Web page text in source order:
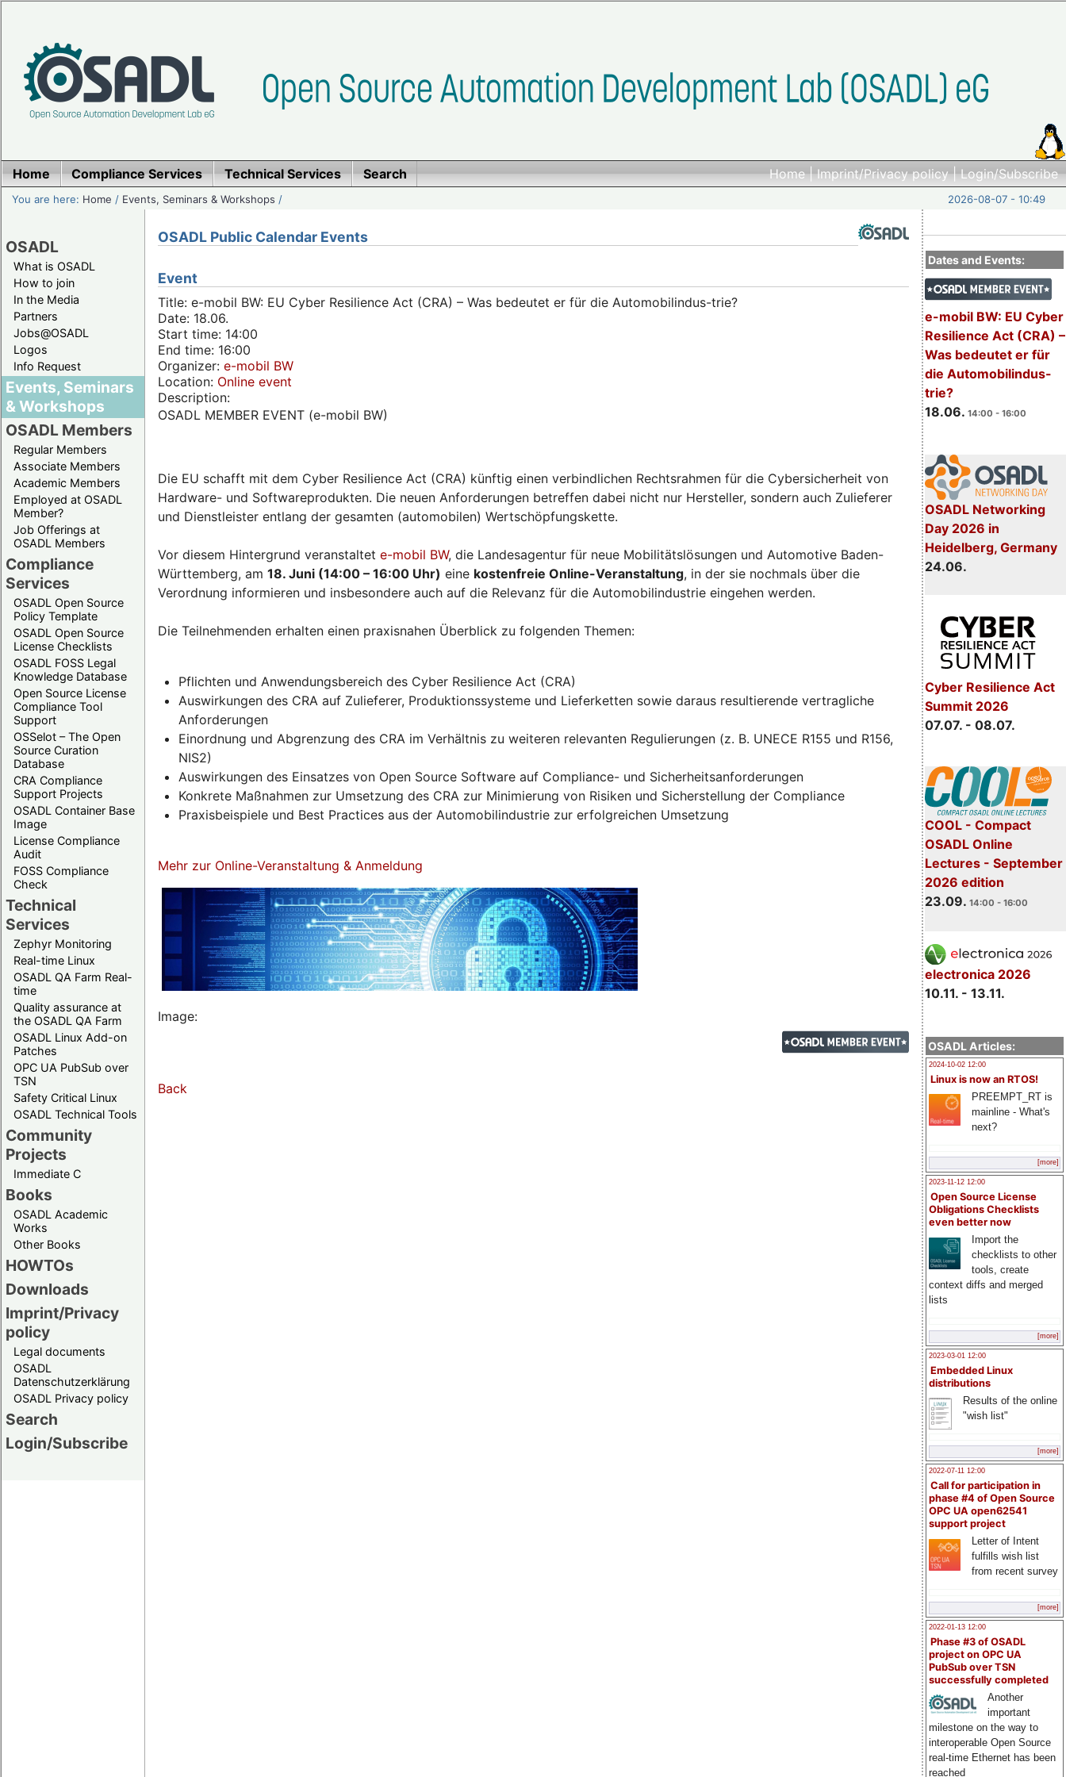
Home|Imprint/Privacy policy|Login/Subscribe
Home Compliance Services Technical Services Search
You are here: Home / Events, Seminars & Workshops / 2026-08-07 - 10:49
OSADL
What is OSADL
How to join
In the Media
Partners
Jobs@OSADL
Logos
Info Request
Events, Seminars
& Workshops
OSADL Members
Regular Members
Associate Members
Academic Members
Employed at OSADL
Member?
Job Offerings at
OSADL Members
Compliance
Services
OSADL Open Source
Policy Template
OSADL Open Source
License Checklists
OSADL FOSS Legal
Knowledge Database
Open Source License
Compliance Tool
Support
OSSelot – The Open
Source Curation
Database
CRA Compliance
Support Projects
OSADL Container Base
Image
License Compliance
Audit
FOSS Compliance
Check
Technical
Services
Zephyr Monitoring
Real-time Linux
OSADL QA Farm Real-
time
Quality assurance at
the OSADL QA Farm
OSADL Linux Add-on
Patches
OPC UA PubSub over
TSN
Safety Critical Linux
OSADL Technical Tools
Community
Projects
Immediate C
Books
OSADL Academic
Works
Other Books
HOWTOs
Downloads
Imprint/Privacy
policy
Legal documents
OSADL
Datenschutzerklärung
OSADL Privacy policy
Search
Login/Subscribe
Dates and Events:
e-mobil BW: EU Cyber
Resilience Act (CRA) –
Was bedeutet er für
die Automobilindus-
trie?
18.06. 14:00 - 16:00
OSADL Networking
Day 2026 in
Heidelberg, Germany
24.06.
Cyber Resilience Act
Summit 2026
07.07. - 08.07.
COOL - Compact
OSADL Online
Lectures - September
2026 edition
23.09. 14:00 - 16:00
electronica 2026
10.11. - 13.11.
OSADL Articles:
2024-10-02 12:00
Linux is now an RTOS!
PREEMPT_RT is
mainline - What's
next?
[more]
2023-11-12 12:00
Open Source License
Obligations Checklists
even better now
Import the
checklists to other
tools, create
context diffs and merged
lists
[more]
2023-03-01 12:00
Embedded Linux
distributions
Results of the online
"wish list"
[more]
2022-07-11 12:00
Call for participation in
phase #4 of Open Source
OPC UA open62541
support project
Letter of Intent
fulfills wish list
from recent survey
[more]
2022-01-13 12:00
Phase #3 of OSADL
project on OPC UA
PubSub over TSN
successfully completed
Another
important
milestone on the way to
interoperable Open Source
real-time Ethernet has been
reached
OSADL Public Calendar Events
Event
Title: e-mobil BW: EU Cyber Resilience Act (CRA) – Was bedeutet er für die Automobilindus-trie?
Date: 18.06.
Start time: 14:00
End time: 16:00
Organizer: e-mobil BW
Location: Online event
Description:
OSADL MEMBER EVENT (e-mobil BW)
Die EU schafft mit dem Cyber Resilience Act (CRA) künftig einen verbindlichen Rechtsrahmen für die Cybersicherheit von
Hardware- und Softwareprodukten. Die neuen Anforderungen betreffen dabei nicht nur Hersteller, sondern auch Zulieferer
und Dienstleister entlang der gesamten (automobilen) Wertschöpfungskette.
Vor diesem Hintergrund veranstaltet e-mobil BW, die Landesagentur für neue Mobilitätslösungen und Automotive Baden-
Württemberg, am 18. Juni (14:00 – 16:00 Uhr) eine kostenfreie Online-Veranstaltung, in der sie nochmals über die
Verordnung informieren und insbesondere auch auf die Relevanz für die Automobilindustrie eingehen werden.
Die Teilnehmenden erhalten einen praxisnahen Überblick zu folgenden Themen:
Pflichten und Anwendungsbereich des Cyber Resilience Act (CRA)
Auswirkungen des CRA auf Zulieferer, Produktionssysteme und Lieferketten sowie daraus resultierende vertragliche
Anforderungen
Einordnung und Abgrenzung des CRA im Verhältnis zu weiteren relevanten Regulierungen (z. B. UNECE R155 und R156,
NIS2)
Auswirkungen des Einsatzes von Open Source Software auf Compliance- und Sicherheitsanforderungen
Konkrete Maßnahmen zur Umsetzung des CRA zur Minimierung von Risiken und Sicherstellung der Compliance
Praxisbeispiele und Best Practices aus der Automobilindustrie zur erfolgreichen Umsetzung
Mehr zur Online-Veranstaltung & Anmeldung
Image:
Back